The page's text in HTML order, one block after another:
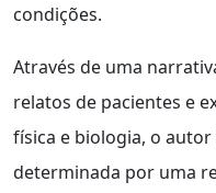
condições.
Através de uma
relatos de pacientes e
física e biologia, o
determinada por uma